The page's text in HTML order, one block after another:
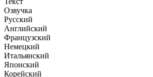
Озвучка
Русский
Английский
Французский
Немецкий
Итальянский
Японский
Корейский